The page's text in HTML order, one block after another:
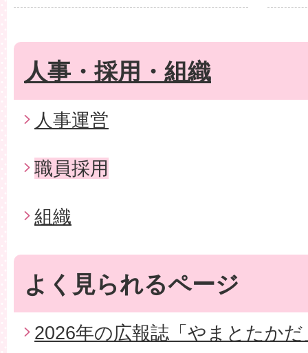
人事・採用・組織
人事運営
職員採用
組織
よく見られるページ
2026年の広報誌「やまとたかだ